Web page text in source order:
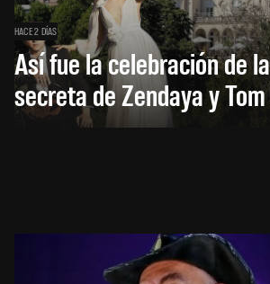
HACE 2 DÍAS
Así fue la celebración de
secreta de Zendaya y